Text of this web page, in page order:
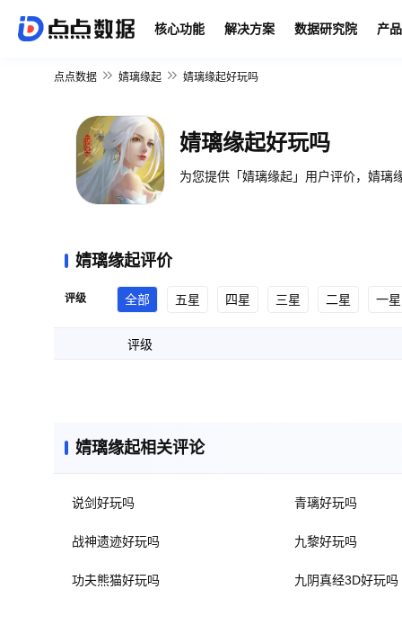
核心功能 解决方案 数据研究院 产
点点数据 婧璃缘起 婧璃缘起好玩吗
婧璃缘起好玩吗
为您提供「婧璃缘起」用户评价，婧璃
婧璃缘起评价
评级 全部 五星 四星 三星 二星 一星
评级
婧璃缘起相关评论
说剑好玩吗 青璃好玩吗
战神遗迹好玩吗 九黎好玩吗
功夫熊猫好玩吗 九阴真经3D好玩吗